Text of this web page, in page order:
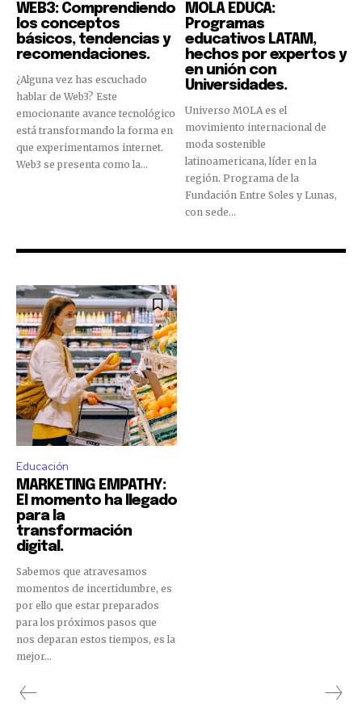
Únete a nuestra comunidad de
SUSCRIPTORES y sea parte de la
electrónico en nuestro sitio web o haga clic en el botón de
suscripción a continuación. No se preocupe, respetamos su
privacidad y no enviaremos spam a su bandeja de entrada.
Su información está segura con nosotros.
WEB3: Comprendiendo
los conceptos
básicos, tendencias y
recomendaciones.
¿Alguna vez has escuchado
hablar de Web3? Este
emocionante avance tecnológico
está transformando la forma en
que experimentamos internet.
Web3 se presenta como la...
MOLA EDUCA:
Programas
educativos LATAM,
hechos por expertos y
en unión con
Universidades.
Universo MOLA es el
movimiento internacional de
moda sostenible
latinoamericana, líder en la
región. Programa de la
Fundación Entre Soles y Lunas,
con sede...
Educación
MARKETING EMPATHY:
El momento ha llegado
para la
transformación
digital.
Sabemos que atravesamos
momentos de incertidumbre, es
por ello que estar preparados
para los próximos pasos que
nos deparan estos tiempos, es la
mejor...